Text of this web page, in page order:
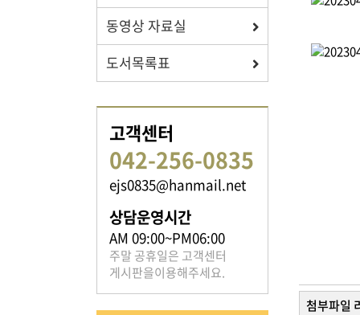
자료실
보학, 전통상식, 도서관에서
족보 자료실
은진송씨의 족보를 확인하실 수 있습니다.
동영상 자료실
도서목록표
고객센터
042-256-0835
ejs0835@hanmail.net
상담운영시간
AM 09:00~PM06:00
주말 공휴일은 고객센터
게시판을이용해주세요.
첨부파일